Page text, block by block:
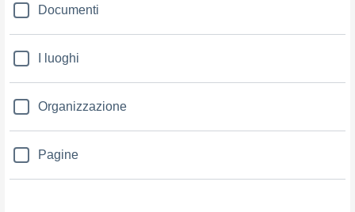
Documenti
I luoghi
Organizzazione
Pagine